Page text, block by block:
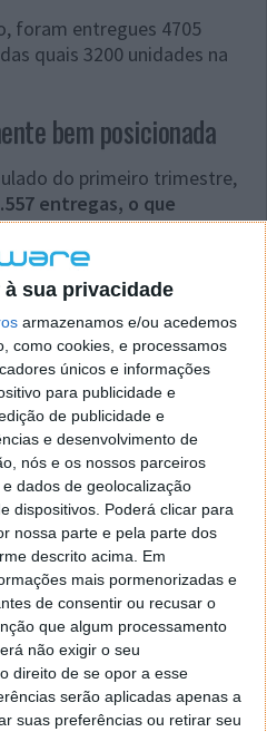
sua privacidade
armazenamos e/ou acedemos
como cookies, e processamos
únicos e informações
para publicidade e
de publicidade e
e desenvolvimento de
nós e os nossos parceiros
dados de geolocalização
dispositivos. Poderá clicar para
nossa parte e pela parte dos
descrito acima. Em
mais pormenorizadas e
de consentir ou recusar o
que algum processamento
não exigir o seu
direito de se opor a esse
serão aplicadas apenas a
suas preferências ou retirar seu
foram entregues 4705
quais 3200 unidades na
bem posicionada
do primeiro trimestre,
entregas, o que
de 52%em termos
objetivo definido em mais
asolidez da sua proposta
e à qualidade dos
sustentar a procura de
o SUV Coupé G6, o